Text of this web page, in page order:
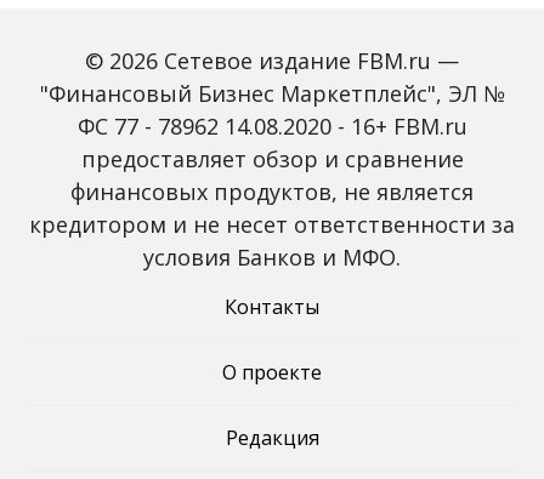
Объем наличных у
россиян в июле вырос
на 43%: что стоит за
рекордным спросом на
С 2027 года ИНН станет
банковских счетов
россиян: что изменится
© 2026 Сетевое издание FBM.ru —
"Финансовый Бизнес Маркетплейс", ЭЛ №
ФС 77 - 78962 14.08.2020 - 16+ FBM.ru
предоставляет обзор и сравнение
финансовых продуктов, не является
кредитором и не несет ответственности за
условия Банков и МФО.
Контакты
О проекте
Редакция